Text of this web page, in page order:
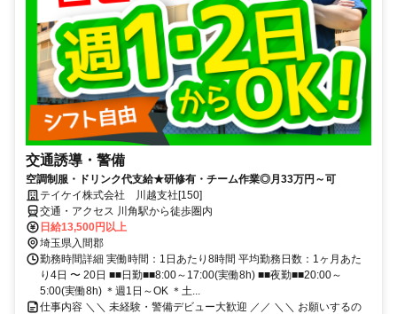
交通誘導・警備
空調制服・ドリンク代支給★研修有・チーム作業◎月33万円～可
テイケイ株式会社 川越支社[150]
交通・アクセス 川角駅から徒歩圏内
日給13,500円以上
埼玉県入間郡
勤務時間詳細 実働時間：1日あたり8時間 平均勤務日数：1ヶ月あた
り4日 〜 20日 ■■日勤■■8:00～17:00(実働8h) ■■夜勤■■20:00～
5:00(実働8h) ＊週1日～OK ＊土...
仕事内容 ＼＼ 未経験・警備デビュー大歓迎 ／／ ＼＼ お願いするの